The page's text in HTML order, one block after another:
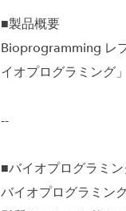
■製品概要
Bioprogramming レ
イオプログラミング
--
■バイオプログラミ
バイオプログラミン